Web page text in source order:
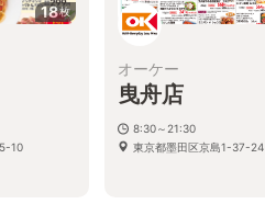
18枚
10
オーケー
曳舟店
8:30～21:30
東京都墨田区京島1-37-24